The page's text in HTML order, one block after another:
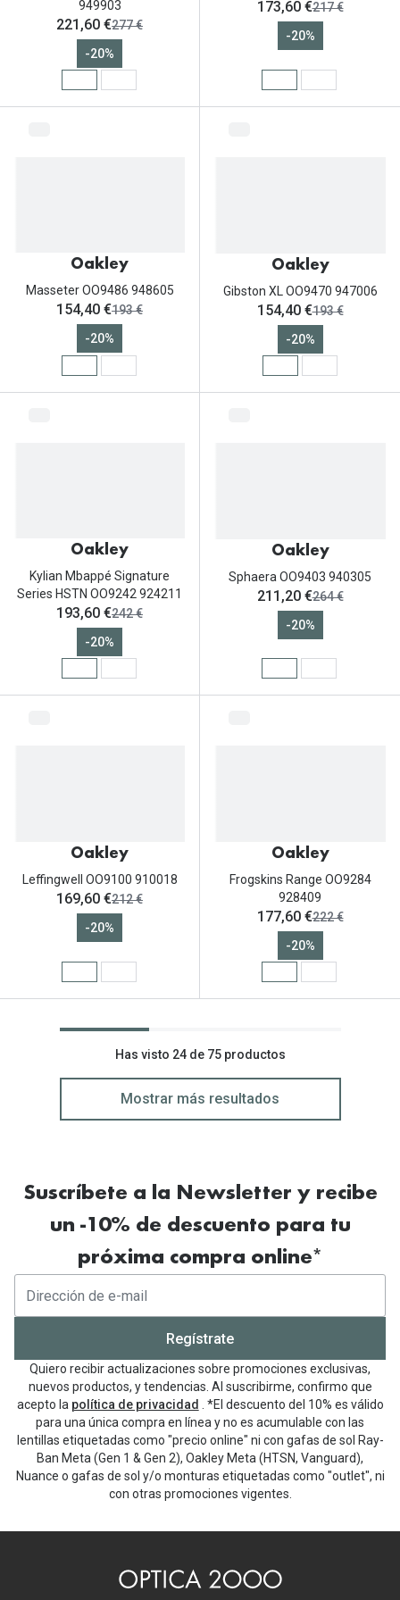
949903
ahora:
221,60 €antes:
277 €
-20%
ahora:
173,60 €antes:
217 €
-20%
Oakley
Masseter OO9486 948605
ahora:
154,40 €antes:
193 €
-20%
Oakley
Gibston XL OO9470 947006
ahora:
154,40 €antes:
193 €
-20%
Oakley
Kylian Mbappé Signature
Series HSTN OO9242 924211
ahora:
193,60 €antes:
242 €
-20%
Oakley
Sphaera OO9403 940305
ahora:
211,20 €antes:
264 €
-20%
Oakley
Leffingwell OO9100 910018
ahora:
169,60 €antes:
212 €
-20%
Oakley
Frogskins Range OO9284
928409
ahora:
177,60 €antes:
222 €
-20%
Has visto 24 de 75 productos
Mostrar más resultados
Suscríbete a la Newsletter y recibe
un -10% de descuento para tu
próxima compra online*
Regístrate
Quiero recibir actualizaciones sobre promociones exclusivas,
nuevos productos, y tendencias. Al suscribirme, confirmo que
acepto la política de privacidad . *El descuento del 10% es válido
para una única compra en línea y no es acumulable con las
lentillas etiquetadas como "precio online" ni con gafas de sol Ray-
Ban Meta (Gen 1 & Gen 2), Oakley Meta (HTSN, Vanguard),
Nuance o gafas de sol y/o monturas etiquetadas como "outlet", ni
con otras promociones vigentes.